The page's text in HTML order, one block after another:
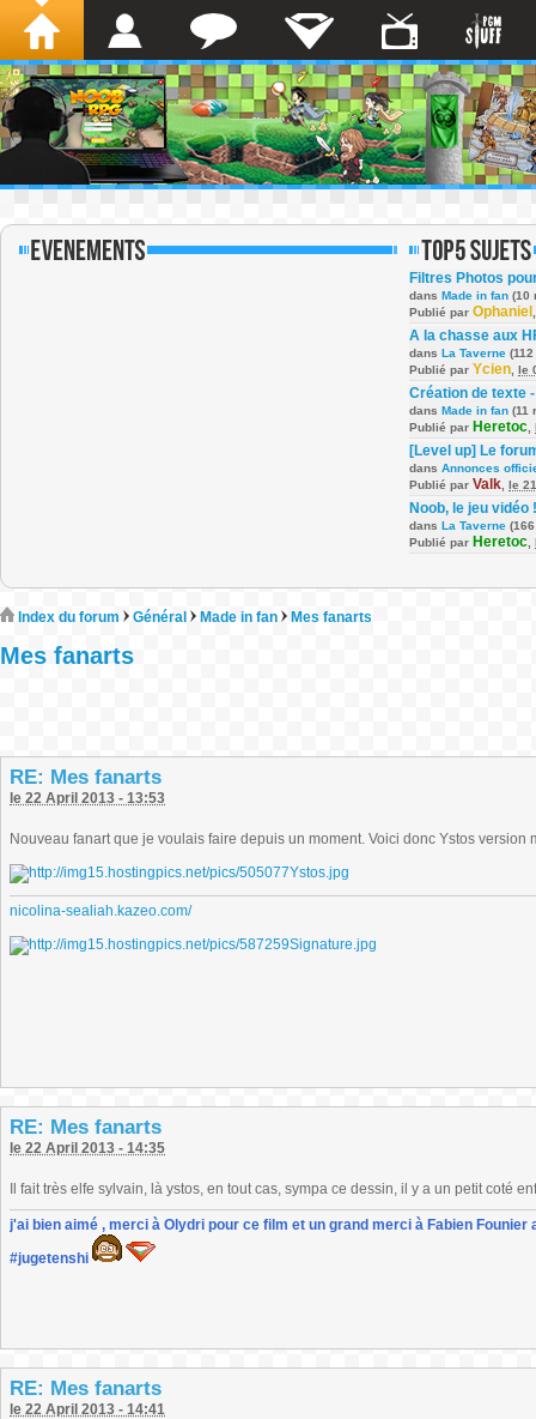
Filtres Photos
dans Made in fan (10
Publié par Ophaniel
A la chasse aux
dans La Taverne
Publié par Ycien le
Création de texte
dans Made in fan (11
Publié par Heretoc
[Level up] Le
dans Annonces
Publié par Valk le
Noob, le jeu vidéo !
dans La Taverne
Publié par Heretoc
Index du forum Général Made in fan Mes fanarts
Mes fanarts
RE: Mes fanarts
le 22 April 2013 - 13:53
Nouveau fanart que je voulais faire depuis un moment. Voici donc Ystos version
nicolina-sealiah.kazeo.com/
RE: Mes fanarts
le 22 April 2013 - 14:35
Il fait très elfe sylvain, là ystos, en tout cas, sympa ce dessin, il y a un petit coté
j'ai bien aimé , merci à Olydri pour ce film et un grand merci à Fabien
#jugetenshi
RE: Mes fanarts
le 22 April 2013 - 14:41